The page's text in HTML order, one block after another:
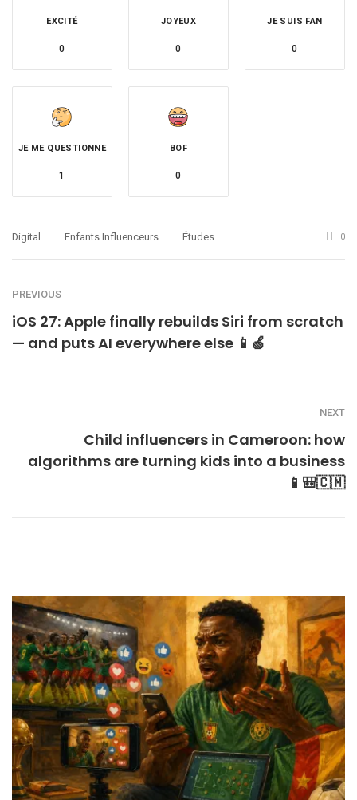
EXCITÉ
0
JOYEUX
0
JE SUIS FAN
0
JE ME QUESTIONNE
1
BOF
0
Digital Enfants Influenceurs Études 0
PREVIOUS
iOS 27: Apple finally rebuilds Siri from scratch
— and puts AI everywhere else 📱🍏
NEXT
Child influencers in Cameroon: how
algorithms are turning kids into a business
📱🎒🇨🇲